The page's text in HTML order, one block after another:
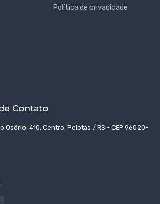
Política de privacidade
Contato
Osório, 410, Centro, Pelotas / RS - CEP 96020-